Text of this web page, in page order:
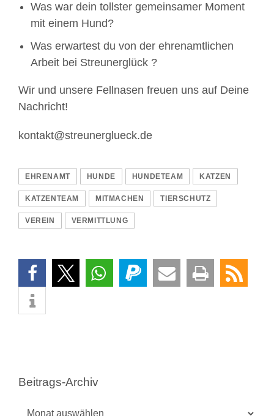
Was war dein tollster gemeinsamer Moment
mit einem Hund?
Was erwartest du von der ehrenamtlichen
Arbeit bei Streunerglück ?
Wir und unsere Fellnasen freuen uns auf Deine
Nachricht!
kontakt@streunerglueck.de
EHRENAMT HUNDE HUNDETEAM KATZEN
KATZENTEAM MITMACHEN TIERSCHUTZ
VEREIN VERMITTLUNG
Beitrags-Archiv